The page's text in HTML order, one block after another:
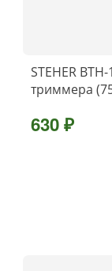
STEHER
триммера
630 ₽